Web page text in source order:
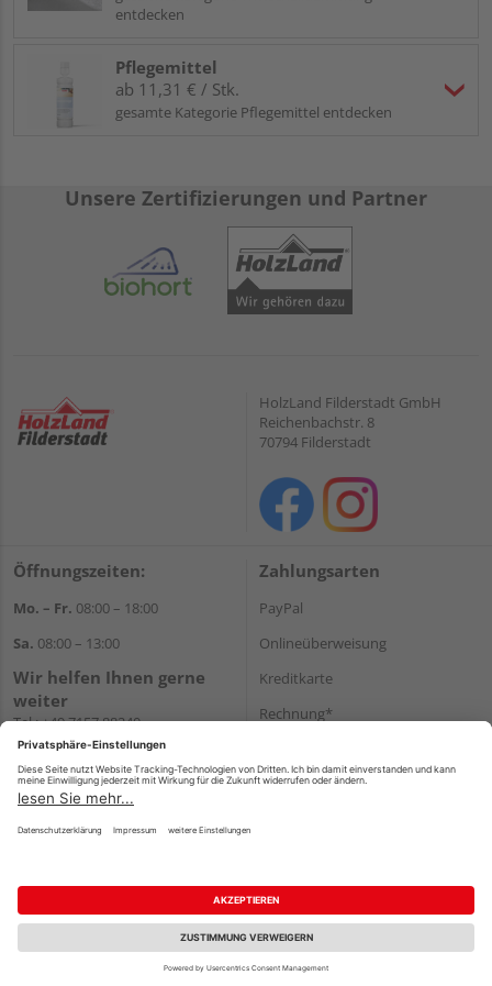
entdecken
Pflegemittel
ab 11,31 € / Stk.
gesamte Kategorie Pflegemittel entdecken
Unsere Zertifizierungen und Partner
HolzLand Filderstadt GmbH
Reichenbachstr. 8
70794 Filderstadt
Öffnungszeiten:
Mo. – Fr. 08:00 – 18:00
Sa. 08:00 – 13:00
Wir helfen Ihnen gerne
weiter
Tel.:+49 7157 88240
E-Mail:shop@holzland-
filderstadt.de
Zahlungsarten
PayPal
Onlineüberweisung
Kreditkarte
Rechnung*
Versand
Impressum AGB Widerruf
Datenschutz
Reservierungsbedingungen
Vertrag widerrufen